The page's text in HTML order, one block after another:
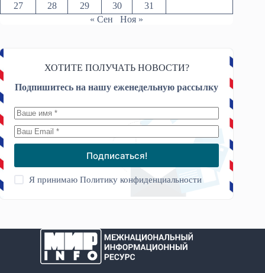
27
28 29 30
31
« Сен
Ноя »
ХОТИТЕ ПОЛУЧАТЬ НОВОСТИ?
Подпишитесь на нашу еженедельную рассылку
Подписаться!
Я принимаюПолитику конфиденциальности